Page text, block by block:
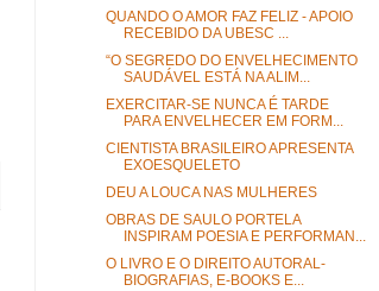
QUANDO O AMOR FAZ FELIZ - APOIO
RECEBIDO DA UBESC ...
“O SEGREDO DO ENVELHECIMENTO
SAUDÁVEL ESTÁ NA ALIM...
EXERCITAR-SE NUNCA É TARDE
PARA ENVELHECER EM FORM...
CIENTISTA BRASILEIRO APRESENTA
EXOESQUELETO
DEU A LOUCA NAS MULHERES
OBRAS DE SAULO PORTELA
INSPIRAM POESIA E PERFORMAN...
O LIVRO E O DIREITO AUTORAL-
BIOGRAFIAS, E-BOOKS E...